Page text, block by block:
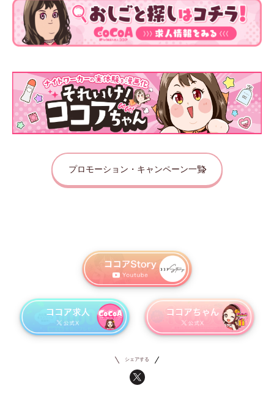
プロモーション・キャンペーン一覧
シェアする